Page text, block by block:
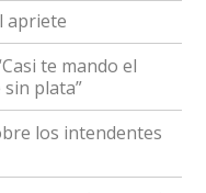
apriete
te mando el
plata”
los intendentes